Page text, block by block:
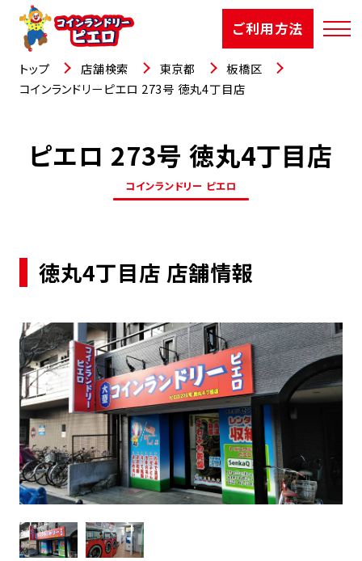
ご利用方法
店舗検索
選ばれる理由
お知らせ
お役立コラム
よくあるご質問
FCオーナー募集中
トップ 店舗検索 東京都
板橋区
コインランドリーピエロ 273号 徳丸4丁目店
ピエロ 273号 徳丸4丁目店
コインランドリー ピエロ
徳丸4丁目店 店舗情報